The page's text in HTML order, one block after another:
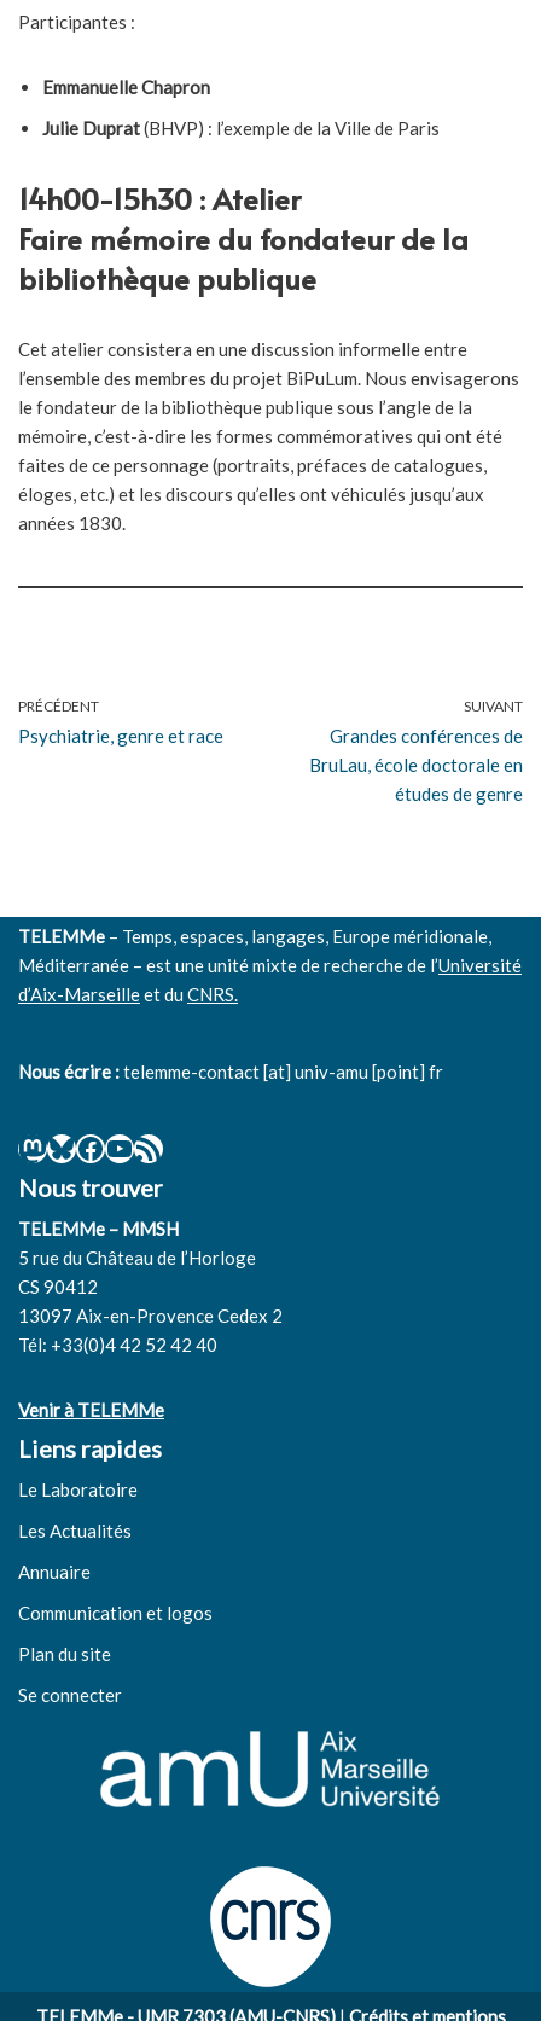
Participantes :
Emmanuelle Chapron
Julie Duprat(BHVP) : l’exemple de la Ville de Paris
14h00-15h30 : Atelier
Faire mémoire du fondateur de la
bibliothèque publique
Cet atelier consistera en une discussion informelle entre
l’ensemble des membres du projet BiPuLum. Nous envisagerons
le fondateur de la bibliothèque publique sous l’angle de la
mémoire, c’est-à-dire les formes commémoratives qui ont été
faites de ce personnage (portraits, préfaces de catalogues,
éloges, etc.) et les discours qu’elles ont véhiculés jusqu’aux
années 1830.
PRÉCÉDENT
Psychiatrie, genre et race
SUIVANT
Grandes conférences de
BruLau, école doctorale en
études de genre
TELEMMe – Temps, espaces, langages, Europe méridionale,
Méditerranée – est une unité mixte de recherche de l’Université
d’Aix-Marseilleet duCNRS.
Nous écrire :telemme-contact [at] univ-amu [point] fr
Nous trouver
TELEMMe – MMSH
5 rue du Château de l’Horloge
CS 90412
13097 Aix-en-Provence Cedex 2
Tél: +33(0)4 42 52 42 40
Venir à TELEMMe
Liens rapides
Le Laboratoire
Les Actualités
Annuaire
Communication et logos
Plan du site
Se connecter
TELEMMe - UMR 7303 (AMU-CNRS)| Crédits et mentions